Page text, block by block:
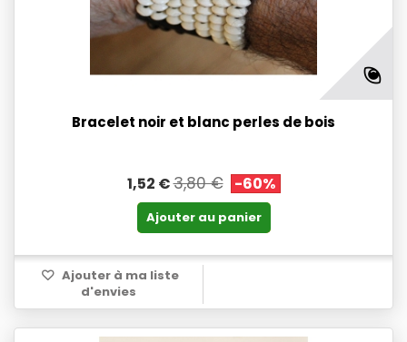
Bracelet noir et blanc perles de bois
1,52 €3,80 € -60%
Ajouter au panier
Ajouter à ma liste
d'envies